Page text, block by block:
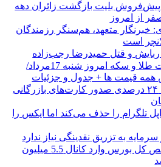
پیش‌فروش بلیت بازگشت زائران دهه
از امروز
خبرنگار متعهد، هم‌سنگر رزمندگان
است
ربایش و قتل حمیدرضا رجب‌زاده
قیمت طلا و سکه امروز شنبه 17مرداد/
همه قیمت ها + جدول و جزئیات
رشد ۲۴ درصدی صدور کارت‌های بازرگانی
تلگرام را حذف می‌کند اما ایکس را
سرمایه به تزریق نقدینگی نیاز ندارد
شاخص کل بورس وارد کانال 5.5 میلیون